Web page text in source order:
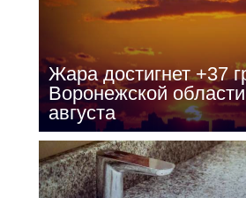
Жара достигнет +37
Воронежской
августа